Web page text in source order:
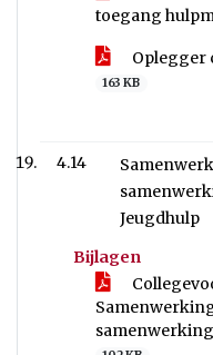
toegang
Oplegger
163 KB
4.14
Jeugdhulp
Bijlagen